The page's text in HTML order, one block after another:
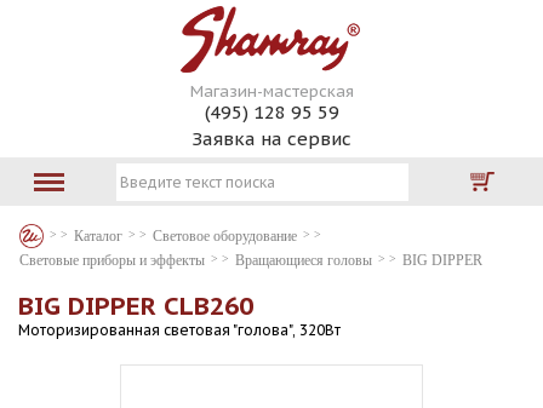
Магазин-мастерская
(495) 128 95 59
Заявка на сервис
Каталог
Световое оборудование
Световые приборы и эффекты
Вращающиеся головы BIG DIPPER
BIG DIPPER CLB260
Моторизированная световая "голова", 320Вт